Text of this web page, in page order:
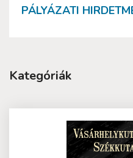
PÁLYÁZATI
Kategóriák